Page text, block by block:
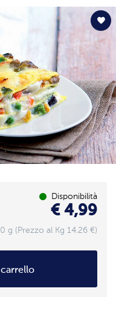
Disponibilità
€ 4,99
g (Prezzo al Kg 14.26 €)